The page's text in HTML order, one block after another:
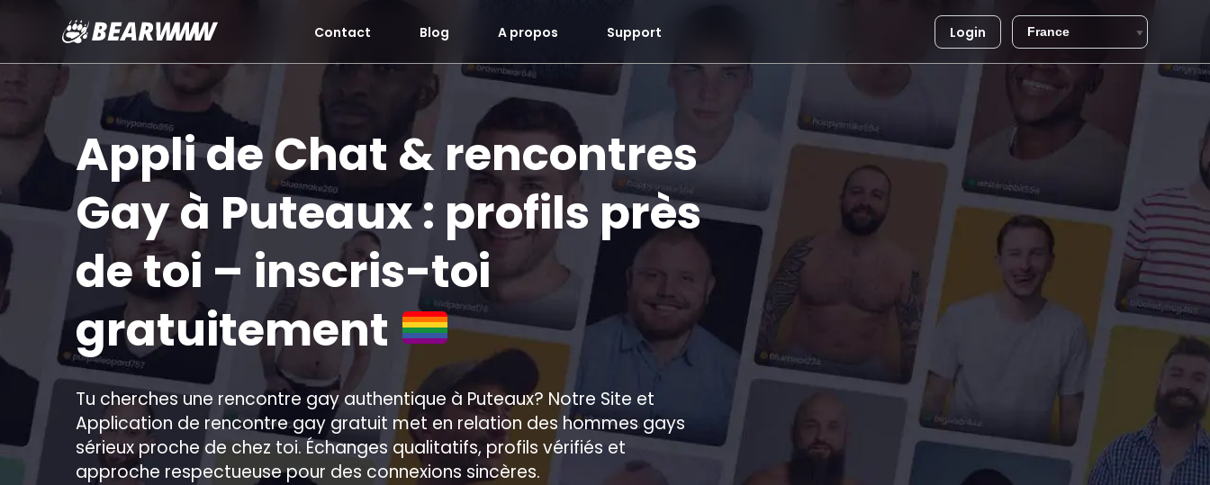
contenu
Contact Blog A propos Support Login
Appli de Chat & rencontres
Gay à Puteaux : profils près
de toi – inscris-toi
gratuitement
Tu cherches une rencontre gay authentique à Puteaux? Notre Site et
Application de rencontre gay gratuit met en relation des hommes gays
sérieux proche de chez toi. Échanges qualitatifs, profils vérifiés et
approche respectueuse pour des connexions sincères.